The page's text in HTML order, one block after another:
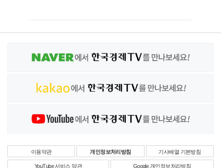
이용약관 개인정보처리방침 기사배열 기본방침
YouTube 서비스 약관 Google 개인정보처리방침